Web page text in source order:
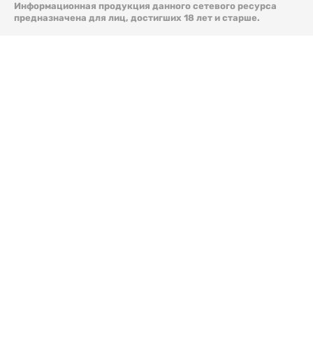
Информационная продукция данного сетевого ресурса
предназначена для лиц, достигших 18 лет и старше.